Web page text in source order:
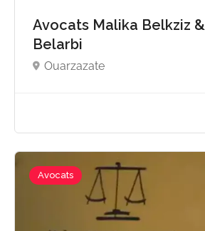
Avocats Malika Belkziz &
Belarbi
Ouarzazate
Avocats